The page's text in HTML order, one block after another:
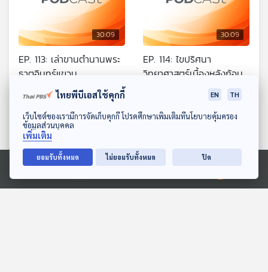
ดาวน์โหลด Thai PBS Podcast Application
Ⓒ 2020 องค์การกระจายเสียงและแพร่ภาพสาธารณะแห่งประเทศไทย
30:09
EP. 113: เล่าขานตำนานพระ
ธาตุอินทร์แขวน
ทีละเรื่อง ทีละภาพ
30:09
EP. 114: ไขปริศนา
วิทยาศาสตร์เบื้องหลังก้อน
ไทยพีบีเอสใช้คุกกี้ EN TH
เว็บไซต์ของเรามีการจัดเก็บคุกกี้ โปรดศึกษาเพิ่มเติมที่นโยบายคุ้มครอง
ข้อมูลส่วนบุคคล
เพิ่มเติม
ยอมรับทั้งหมด ไม่ยอมรับทั้งหมด ปิด